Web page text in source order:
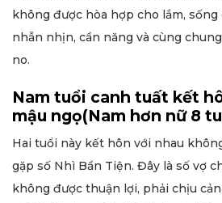
không được hòa hợp cho lắm,
nhẫn nhịn, cần năng và cùng
no.
Nam tuổi canh tuất kết
mậu ngọ(Nam hơn nữ 8
Hai tuổi này kết hôn với nhau
gặp số Nhì Bần Tiện. Đây là số vợ
không được thuận lợi, phải chịu